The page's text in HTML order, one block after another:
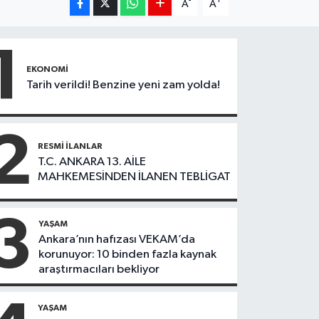
A A
EKONOMI
Tarih verildi! Benzine yeni zam yolda!
RESMI İLANLAR
T.C. ANKARA 13. AİLE
MAHKEMESİNDEN İLANEN TEBLİGAT
YAŞAM
Ankara’nın hafızası VEKAM’da
korunuyor: 10 binden fazla kaynak
araştırmacıları bekliyor
YAŞAM